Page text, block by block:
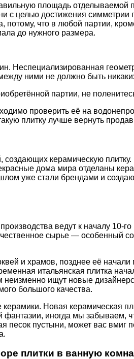
площадь отделываемой
с целью достижения
что в любой партии,
до нужного размера.
Неспециализированная
ними не должно быть
партии, не
проверить её на
плитку лучше вернуть
керамическую плитку.
дома мира отделаны
уже стали брендами и
ведут к началу
сырье — особенный
и храмов, позднее её
итальянская плитка
ищут новые
большого качества.
Новая керамическая
иногда мы забываем,
пустыни, может вас вмиг
плитки в ванную